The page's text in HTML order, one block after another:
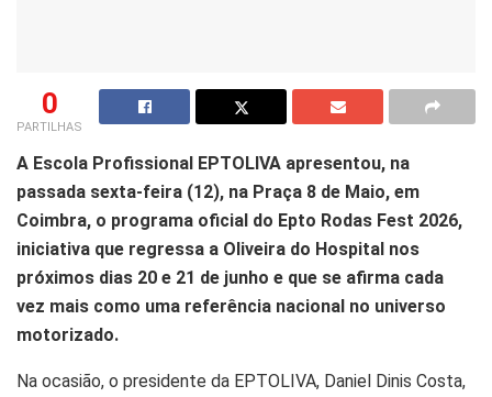
0
PARTILHAS
A Escola Profissional EPTOLIVA apresentou, na
passada sexta-feira (12), na Praça 8 de Maio, em
Coimbra, o programa oficial do Epto Rodas Fest 2026,
iniciativa que regressa a Oliveira do Hospital nos
próximos dias 20 e 21 de junho e que se afirma cada
vez mais como uma referência nacional no universo
motorizado.
Na ocasião, o presidente da EPTOLIVA, Daniel Dinis Costa,